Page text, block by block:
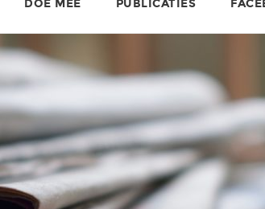
DOE MEE PUBLICATIES